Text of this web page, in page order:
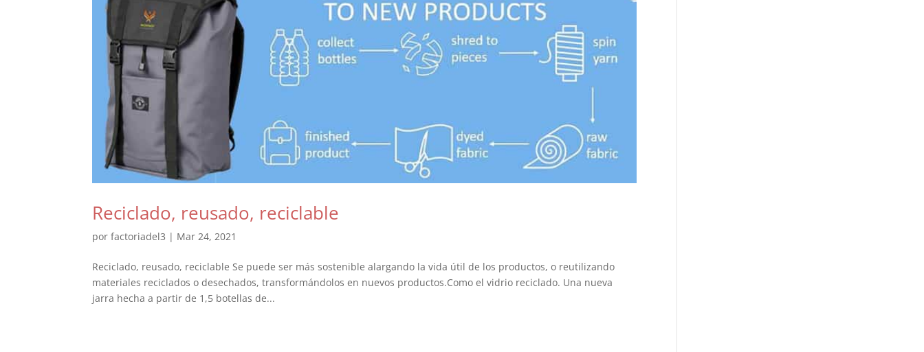
Reciclado, reusado, reciclable
porfactoriadel3 | Mar 24, 2021
Reciclado, reusado, reciclable Se puede ser más sostenible alargando la vida útil de los productos, o reutilizando
materiales reciclados o desechados, transformándolos en nuevos productos.Como el vidrio reciclado. Una nueva
jarra hecha a partir de 1,5 botellas de...